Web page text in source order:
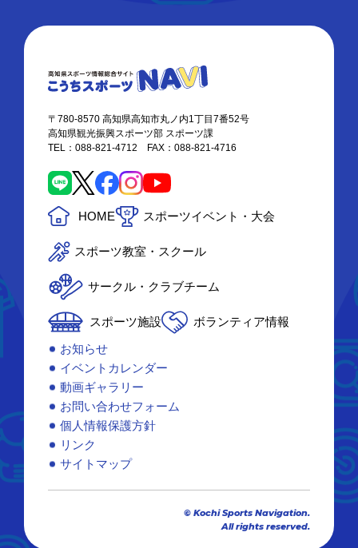
〒780-8570 高知県高知市丸ノ内1丁目7番52号
高知県観光振興スポーツ部 スポーツ課
TEL：088-821-4712 FAX：088-821-4716
HOME スポーツイベント・大会
スポーツ教室・スクール
サークル・クラブチーム
スポーツ施設
ボランティア情報
お知らせ
イベントカレンダー
動画ギャラリー
お問い合わせフォーム
個人情報保護方針
リンク
サイトマップ
© Kochi Sports Navigation.
All rights reserved.